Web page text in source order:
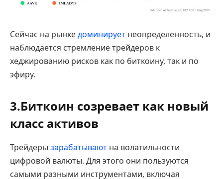
Сейчас на рынкедоминирует неопределенность, и
наблюдается стремление трейдеров к
хеджированию рисков как по биткоину, так и по
эфиру.
3.Биткоин созревает как новый
класс активов
Трейдеры зарабатывают на волатильности
цифровой валюты. Для этого они пользуются
самыми разными инструментами, включая